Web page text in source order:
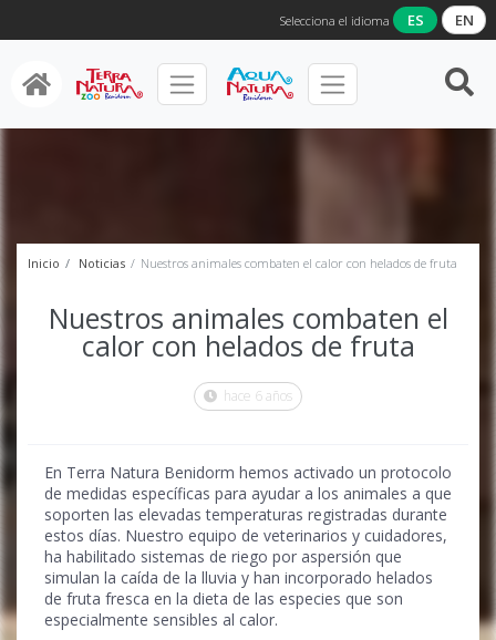
Selecciona el idioma ES EN
Inicio Noticias Nuestros animales combaten el calor con helados de fruta
Nuestros animales combaten el
calor con helados de fruta
hace 6 años
En Terra Natura Benidorm hemos activado un protocolo
de medidas específicas para ayudar a los animales a que
soporten las elevadas temperaturas registradas durante
estos días. Nuestro equipo de veterinarios y cuidadores,
ha habilitado sistemas de riego por aspersión que
simulan la caída de la lluvia y han incorporado helados
de fruta fresca en la dieta de las especies que son
especialmente sensibles al calor.